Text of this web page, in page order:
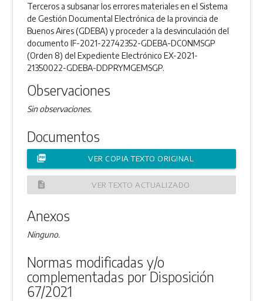
Terceros a subsanar los errores materiales en el Sistema
de Gestión Documental Electrónica de la provincia de
Buenos Aires (GDEBA) y proceder a la desvinculación del
documento IF-2021-22742352-GDEBA-DCONMSGP
(Orden 8) del Expediente Electrónico EX-2021-
21350022-GDEBA-DDPRYMGEMSGP.
Observaciones
Sin observaciones.
Documentos
picture_as_pdf VER COPIA TEXTO ORIGINAL
description VER TEXTO ACTUALIZADO
Anexos
Ninguno.
Normas modificadas y/o
complementadas por Disposición
67/2021